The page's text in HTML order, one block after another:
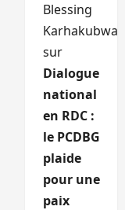
Blessing
Karhakubwa
sur
Dialogue
national
en RDC :
le PCDBG
plaide
pour une
paix